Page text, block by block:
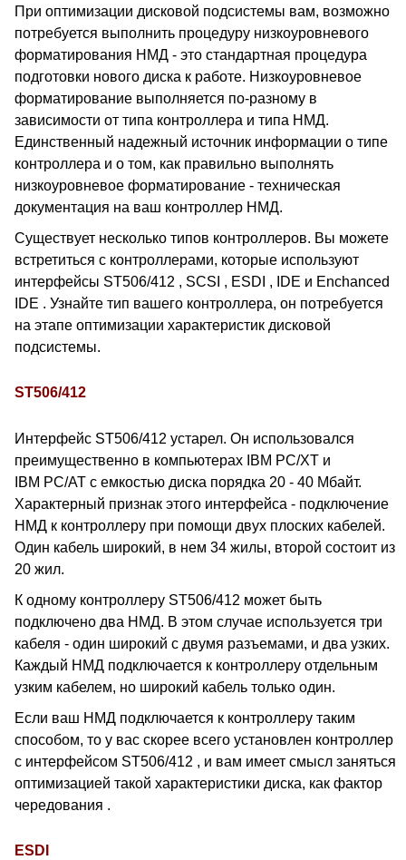
При оптимизации дисковой подсистемы вам, возможно
потребуется выполнить процедуру низкоуровневого
форматирования НМД - это стандартная процедура
подготовки нового диска к работе. Низкоуровневое
форматирование выполняется по-разному в
зависимости от типа контроллера и типа НМД.
Единственный надежный источник информации о типе
контроллера и о том, как правильно выполнять
низкоуровневое форматирование - техническая
документация на ваш контроллер НМД.
Существует несколько типов контроллеров. Вы можете
встретиться с контроллерами, которые используют
интерфейсы ST506/412 , SCSI , ESDI , IDE и Enchanced
IDE . Узнайте тип вашего контроллера, он потребуется
на этапе оптимизации характеристик дисковой
подсистемы.
ST506/412
Интерфейс ST506/412 устарел. Он использовался
преимущественно в компьютерах IBM PC/XT и
IBM PC/AT с емкостью диска порядка 20 - 40 Мбайт.
Характерный признак этого интерфейса - подключение
НМД к контроллеру при помощи двух плоских кабелей.
Один кабель широкий, в нем 34 жилы, второй состоит из
20 жил.
К одному контроллеру ST506/412 может быть
подключено два НМД. В этом случае используется три
кабеля - один широкий с двумя разъемами, и два узких.
Каждый НМД подключается к контроллеру отдельным
узким кабелем, но широкий кабель только один.
Если ваш НМД подключается к контроллеру таким
способом, то у вас скорее всего установлен контроллер
с интерфейсом ST506/412 , и вам имеет смысл заняться
оптимизацией такой характеристики диска, как фактор
чередования .
ESDI